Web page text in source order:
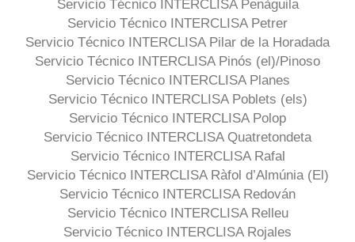
Servicio Técnico INTERCLISA Penàguila
Servicio Técnico INTERCLISA Petrer
Servicio Técnico INTERCLISA Pilar de la Horadada
Servicio Técnico INTERCLISA Pinós (el)/Pinoso
Servicio Técnico INTERCLISA Planes
Servicio Técnico INTERCLISA Poblets (els)
Servicio Técnico INTERCLISA Polop
Servicio Técnico INTERCLISA Quatretondeta
Servicio Técnico INTERCLISA Rafal
Servicio Técnico INTERCLISA Ràfol d’Almúnia (El)
Servicio Técnico INTERCLISA Redován
Servicio Técnico INTERCLISA Relleu
Servicio Técnico INTERCLISA Rojales